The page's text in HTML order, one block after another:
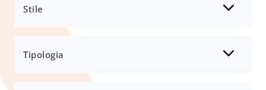
Stile
Tipologia